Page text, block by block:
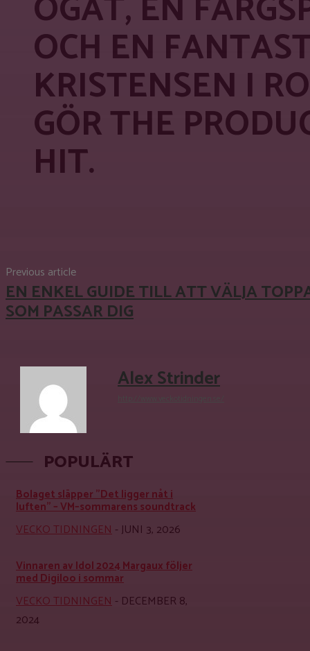
OCH EN
KRISTENSEN I
GÖR THE
HIT.
Previous article
EN ENKEL GUIDE TILL ATT VÄLJA
SOM PASSAR DIG
Alex Strinder
POPULÄRT
Bolaget släpper ”Det ligger nåt i
luften” – VM–sommarens soundtrack
VECKO TIDNINGEN- JUNI 3, 2026
Vinnaren av Idol 2024 Margaux följer
med Digiloo i sommar
VECKO TIDNINGEN- DECEMBER 8,
2024